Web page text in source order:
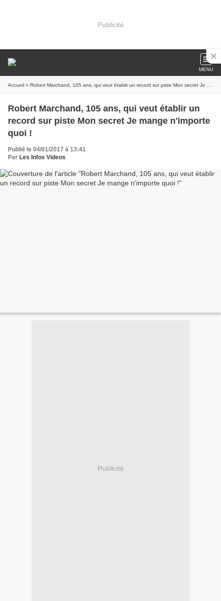
Publicité
MENU
Accueil » Robert Marchand, 105 ans, qui veut établir un record sur piste Mon secret Je mange n'importe quoi !
Robert Marchand, 105 ans, qui veut établir un
record sur piste Mon secret Je mange n'importe
quoi !
Publié le 04/01/2017 à 13:41
Par Les Infos Videos
Publicité